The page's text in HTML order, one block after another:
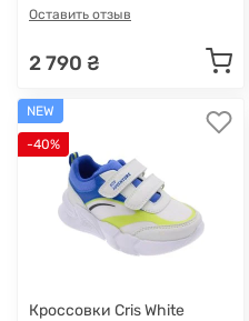
Оставить отзыв
2 790 ₴
NEW
-40%
Кроссовки Cris White